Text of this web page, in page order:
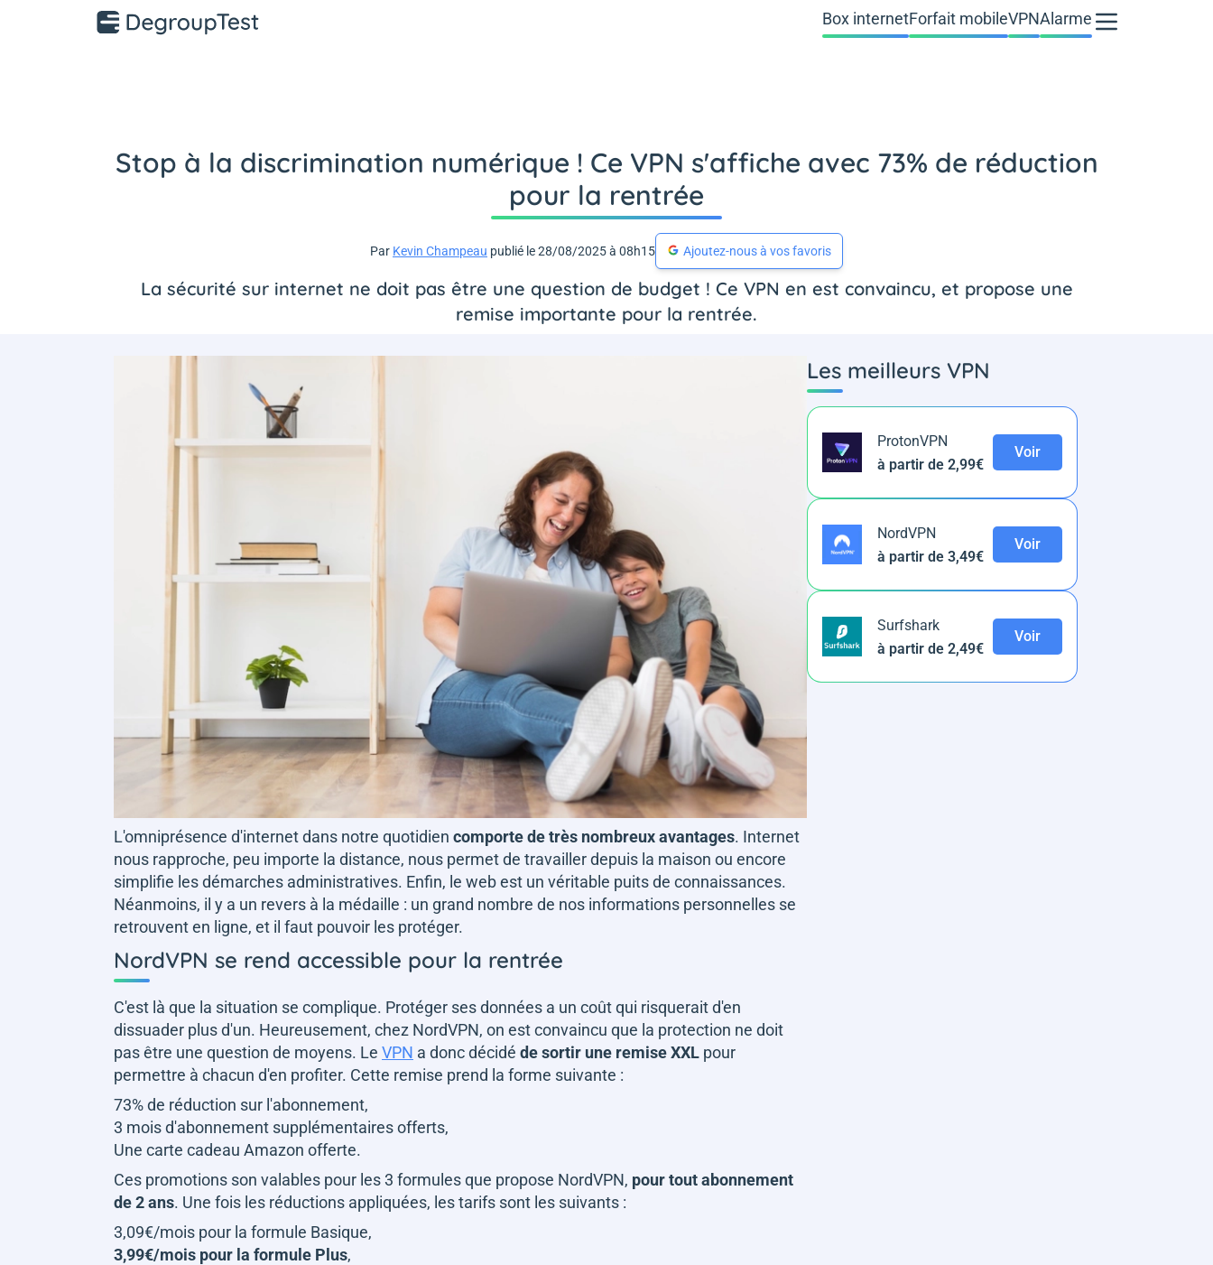
Box internetForfait mobileVPNAlarme
Stop à la discrimination numérique ! Ce VPN s'affiche avec 73% de réduction
pour la rentrée
Par Kevin Champeau publié le 28/08/2025 à 08h15 Ajoutez-nous à vos favoris
La sécurité sur internet ne doit pas être une question de budget ! Ce VPN en est convaincu, et propose une
remise importante pour la rentrée.
L'omniprésence d'internet dans notre quotidien comporte de très nombreux avantages. Internet
nous rapproche, peu importe la distance, nous permet de travailler depuis la maison ou encore
simplifie les démarches administratives. Enfin, le web est un véritable puits de connaissances.
Néanmoins, il y a un revers à la médaille : un grand nombre de nos informations personnelles se
retrouvent en ligne, et il faut pouvoir les protéger.
NordVPN se rend accessible pour la rentrée
C'est là que la situation se complique. Protéger ses données a un coût qui risquerait d'en
dissuader plus d'un. Heureusement, chez NordVPN, on est convaincu que la protection ne doit
pas être une question de moyens. Le VPN a donc décidé de sortir une remise XXL pour
permettre à chacun d'en profiter. Cette remise prend la forme suivante :
73% de réduction sur l'abonnement,
3 mois d'abonnement supplémentaires offerts,
Une carte cadeau Amazon offerte.
Ces promotions son valables pour les 3 formules que propose NordVPN, pour tout abonnement
de 2 ans. Une fois les réductions appliquées, les tarifs sont les suivants :
3,09€/mois pour la formule Basique,
3,99€/mois pour la formule Plus,
Les meilleurs VPN
ProtonVPN
à partir de 2,99€
Voir
NordVPN
à partir de 3,49€
Voir
Surfshark
à partir de 2,49€
Voir